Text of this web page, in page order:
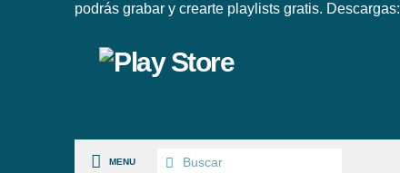
podrás grabar y crearte playlists gratis. Descargas:
MENU